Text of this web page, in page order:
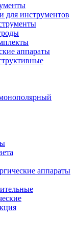
для инструментов
аппараты
аппараты